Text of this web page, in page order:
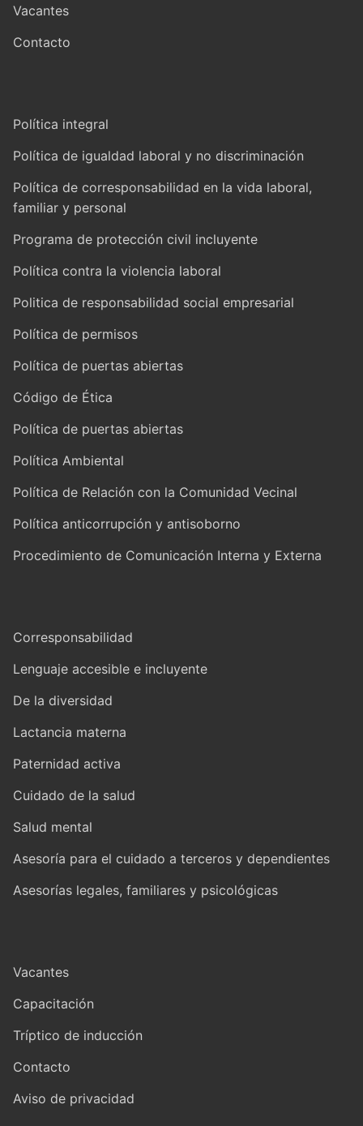
Vacantes
Contacto
Política integral
Política de igualdad laboral y no discriminación
Política de corresponsabilidad en la vida laboral,
familiar y personal
Programa de protección civil incluyente
Política contra la violencia laboral
Politica de responsabilidad social empresarial
Política de permisos
Política de puertas abiertas
Código de Ética
Política de puertas abiertas
Política Ambiental
Política de Relación con la Comunidad Vecinal
Política anticorrupción y antisoborno
Procedimiento de Comunicación Interna y Externa
Corresponsabilidad
Lenguaje accesible e incluyente
De la diversidad
Lactancia materna
Paternidad activa
Cuidado de la salud
Salud mental
Asesoría para el cuidado a terceros y dependientes
Asesorías legales, familiares y psicológicas
Vacantes
Capacitación
Tríptico de inducción
Contacto
Aviso de privacidad